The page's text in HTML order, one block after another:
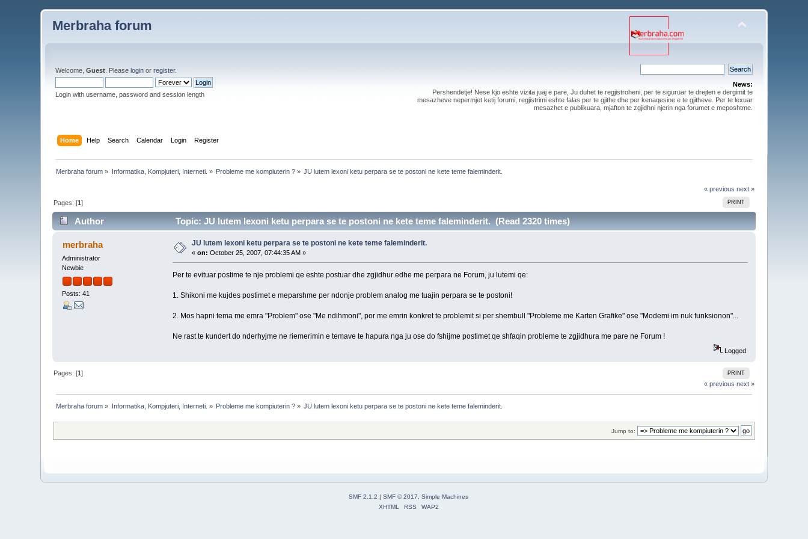
Merbraha forum
Welcome,Guest . Pleaselogin orregister.
Login with username, password and session length
News:
Pershendetje! Nese kjo eshte vizita juaj e pare, Ju duhet te regjistroheni, per te siguruar te drejten e dergimit te
mesazheve nepermjet ketij forumi, regjistrimi eshte falas per te gjithe dhe per kenaqesine e te gjitheve. Per te lexuar
mesazhet e publikuara, mjafton te zgjidhni njerin nga forumet e meposhtme.
Home Help Search Calendar Login Register
Merbraha forum » Informatika, Kompjuteri, Interneti. » Probleme me kompiuterin ? » JU lutem lexoni ketu perpara se te postoni ne kete teme faleminderit.
« previous next »
PRINT
Pages: [1]
Author Topic: JU lutem lexoni ketu perpara se te postoni ne kete teme faleminderit. (Read 2320 times)
merbraha
Administrator
Newbie
Posts: 41
JU lutem lexoni ketu perpara se te postoni ne kete teme faleminderit.
«on: October 25, 2007, 07:44:35 AM »
Per te evituar postime te nje problemi qe eshte postuar dhe zgjidhur edhe me perpara ne Forum, ju lutemi qe:
1. Shikoni me kujdes postimet e meparshme per ndonje problem analog me tuajin perpara se te postoni!
2. Mos hapni tema me emra "Problem" ose "Me ndihmoni", por me emrin konkret te problemit si per shembull "Probleme me Karten Grafike" ose "Modemi im nuk funksionon"...
Ne rast te kundert do nderhyjme ne riemerimin e temave te hapura nga ju ose do fshijme postimet qe shfaqin probleme te zgjidhura me pare ne Forum !
Logged
PRINT
Pages: [1]
« previous next »
Merbraha forum » Informatika, Kompjuteri, Interneti. » Probleme me kompiuterin ? » JU lutem lexoni ketu perpara se te postoni ne kete teme faleminderit.
Jump to:
SMF 2.1.2 SMF © 2017, Simple Machines
XHTML
RSS WAP2